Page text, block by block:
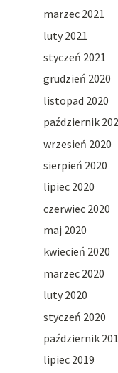
marzec 2021
luty 2021
styczeń 2021
grudzień 2020
listopad 2020
październik
wrzesień 2020
sierpień 2020
lipiec 2020
czerwiec 2020
maj 2020
kwiecień 2020
marzec 2020
luty 2020
styczeń 2020
październik
lipiec 2019